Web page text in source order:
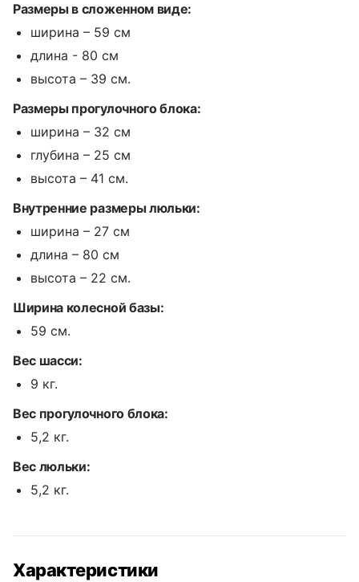
Размеры в сложенном виде:
ширина – 59 см
длина - 80 см
высота – 39 см.
Размеры прогулочного блока:
ширина – 32 см
глубина – 25 см
высота – 41 см.
Внутренние размеры люльки:
ширина – 27 см
длина – 80 см
высота – 22 см.
Ширина колесной базы:
59 см.
Вес шасси:
9 кг.
Вес прогулочного блока:
5,2 кг.
Вес люльки:
5,2 кг.
Характеристики